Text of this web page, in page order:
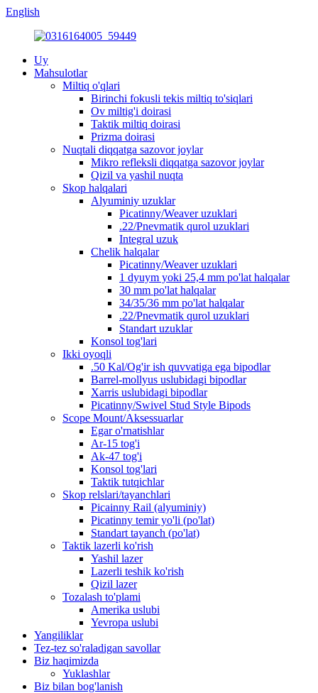
English
Uy
Mahsulotlar
Miltiq o'qlari
Birinchi fokusli tekis miltiq to'siqlari
Ov miltig'i doirasi
Taktik miltiq doirasi
Prizma doirasi
Nuqtali diqqatga sazovor joylar
Mikro refleksli diqqatga sazovor joylar
Qizil va yashil nuqta
Skop halqalari
Alyuminiy uzuklar
Picatinny/Weaver uzuklari
.22/Pnevmatik qurol uzuklari
Integral uzuk
Chelik halqalar
Picatinny/Weaver uzuklari
1 dyuym yoki 25,4 mm po'lat halqalar
30 mm po'lat halqalar
34/35/36 mm po'lat halqalar
.22/Pnevmatik qurol uzuklari
Standart uzuklar
Konsol tog'lari
Ikki oyoqli
.50 Kal/Og'ir ish quvvatiga ega bipodlar
Barrel-mollyus uslubidagi bipodlar
Xarris uslubidagi bipodlar
Picatinny/Swivel Stud Style Bipods
Scope Mount/Aksessuarlar
Egar o'rnatishlar
Ar-15 tog'i
Ak-47 tog'i
Konsol tog'lari
Taktik tutqichlar
Skop relslari/tayanchlari
Picainny Rail (alyuminiy)
Picatinny temir yo'li (po'lat)
Standart tayanch (po'lat)
Taktik lazerli ko'rish
Yashil lazer
Lazerli teshik ko'rish
Qizil lazer
Tozalash to'plami
Amerika uslubi
Yevropa uslubi
Yangiliklar
Tez-tez so'raladigan savollar
Biz haqimizda
Yuklashlar
Biz bilan bog'lanish